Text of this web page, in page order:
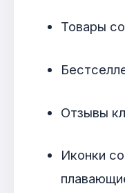
Товары
Отзывы
Иконки